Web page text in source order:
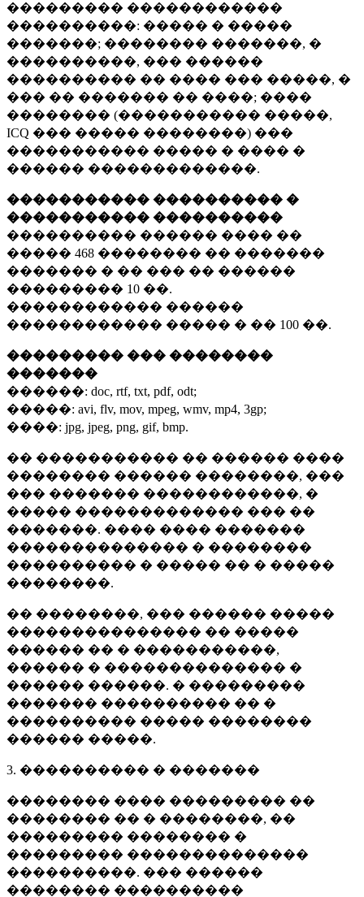
��������� ������������
����������: ����� � �����
�������; �������� �������, �
����������, ��� ������
���������� �� ���� ��� �����, �
��� �� ������� �� ����; ����
�������� (����������� �����,
ICQ ��� ����� ��������) ���
����������� ����� � ���� �
������ �������������.
����������� ���������� �
����������� ����������
���������� ������ ���� ��
����� 468 �������� �� �������
������� � �� ��� �� ������
��������� 10 ��.
������������ ������
������������ ����� � �� 100 ��.
��������� ��� ��������
�������
������: doc, rtf, txt, pdf, odt;
�����: avi, flv, mov, mpeg, wmv, mp4, 3gp;
����: jpg, jpeg, png, gif, bmp.
�� ����������� �� ������ ����
�������� ������ ��������, ���
��� ������� ������������, �
����� ������������� ��� ��
�������. ���� ���� �������
�������������� � ��������
���������� � ����� �� � �����
��������.
�� ��������, ��� ������ �����
��������������� �� �����
������ �� � �����������,
������ � �������������� �
������ ������. � ���������
������� ���������� �� �
���������� ����� ��������
������ �����.
3. ���������� � �������
�������� ���� ��������� ��
�������� �� � ��������, ��
��������� �������� �
��������� ��������������
����������. ��� ������
�������� ����������